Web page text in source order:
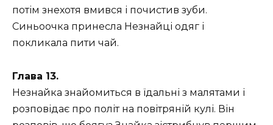
потім знехотя вмився і почистив зуби.
Синьоочка принесла Незнайці одяг і
покликала пити чай.
Глава 13.
Незнайка знайомиться в їдальні з малятами і
розповідає про політ на повітряній кулі. Він